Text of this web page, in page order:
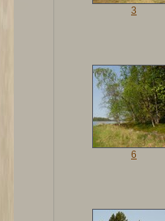
3
6